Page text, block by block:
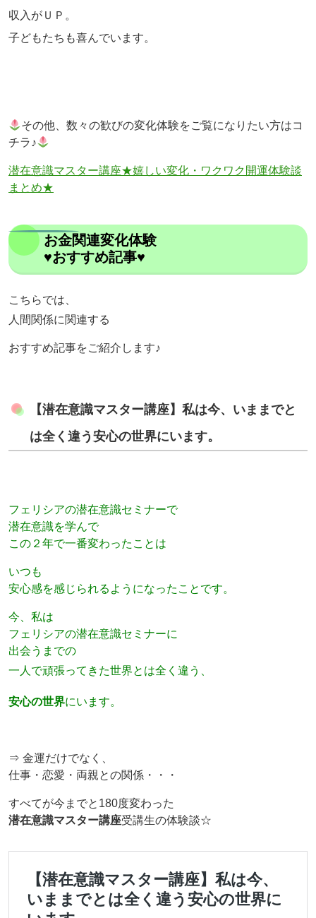
収入がＵＰ。
子どもたちも喜んでいます。
その他、数々の歓びの変化体験をご覧になりたい方はコ
チラ♪
潜在意識マスター講座★嬉しい変化・ワクワク開運体験談
まとめ★
お金関連変化体験
♥おすすめ記事♥
こちらでは、
人間関係に関連する
おすすめ記事をご紹介します♪
【潜在意識マスター講座】私は今、いままでと
は全く違う安心の世界にいます。
フェリシアの潜在意識セミナーで
潜在意識を学んで
この２年で一番変わったことは
いつも
安心感を感じられるようになったことです。
今、私は
フェリシアの潜在意識セミナーに
出会うまでの
一人で頑張ってきた世界とは全く違う、
安心の世界にいます。
⇒ 金運だけでなく、
仕事・恋愛・両親との関係・・・
すべてが今までと180度変わった
潜在意識マスター講座受講生の体験談☆